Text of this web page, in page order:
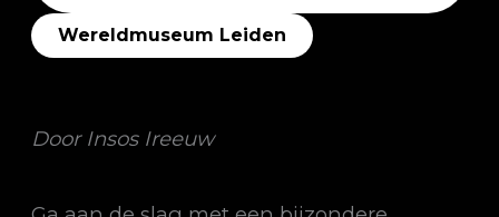
Wereldmuseum Leiden
Door Insos Ireeuw